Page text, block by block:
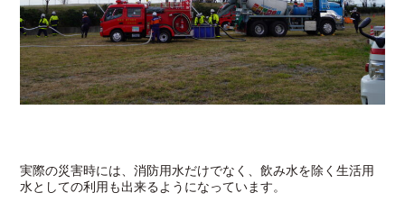
実際の災害時には、消防用水だけでなく、飲み水を除く生活用
水としての利用も出来るようになっています。